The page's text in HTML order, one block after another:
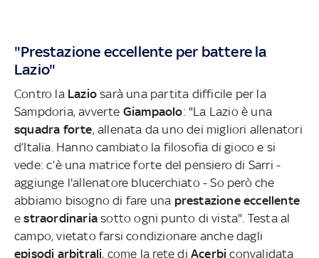
"Prestazione eccellente per battere la
Lazio"
Contro la Lazio sarà una partita difficile per la
Sampdoria, avverte Giampaolo: "La Lazio è una
squadra forte, allenata da uno dei migliori allenatori
d’Italia. Hanno cambiato la filosofia di gioco e si
vede: c’è una matrice forte del pensiero di Sarri -
aggiunge l'allenatore blucerchiato - So però che
abbiamo bisogno di fare una prestazione eccellente
estraordinaria sotto ogni punto di vista". Testa al
campo, vietato farsi condizionare anche dagli
episodi arbitrali, come la rete diAcerbi convalidata